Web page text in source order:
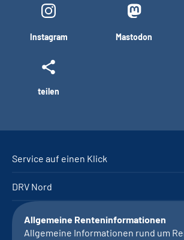
Instagram Mastodon
teilen
Service auf einen Klick
DRV Nord
Allgemeine Renteninformationen
Allgemeine Informationen rund um